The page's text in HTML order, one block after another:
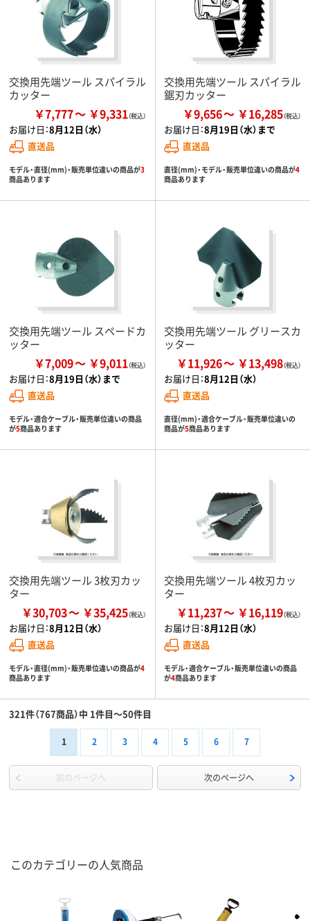
交換用先端ツール スパイラル
カッター
￥7,777 ￥9,331
お届け日：8月12日（水）
直送品
モデル・直径(mm)・販売単位違いの商品が3
商品あります
交換用先端ツール スパイラル
鋸刃カッター
￥9,656 ￥16,285
お届け日：8月19日（水）まで
直送品
直径(mm)・モデル・販売単位違いの商品が4
商品あります
交換用先端ツール スペードカ
ッター
￥7,009 ￥9,011
お届け日：8月19日（水）まで
直送品
モデル・適合ケーブル・販売単位違いの商品
が5商品あります
交換用先端ツール グリースカ
ッター
￥11,926 ￥13,498
お届け日：8月12日（水）
直送品
直径(mm)・適合ケーブル・販売単位違いの
商品が5商品あります
交換用先端ツール 3枚刃カッ
ター
￥30,703 ￥35,425
お届け日：8月12日（水）
直送品
モデル・直径(mm)・販売単位違いの商品が4
商品あります
交換用先端ツール 4枚刃カッ
ター
￥11,237 ￥16,119
お届け日：8月12日（水）
直送品
モデル・適合ケーブル・販売単位違いの商品
が4商品あります
321件（767商品）中 1件目～50件目
1 2 3 4 5 6 7
前のページへ 次のページへ
このカテゴリーの人気商品